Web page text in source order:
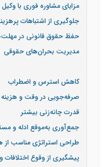
مزایای مشاوره فوری با
جلوگیری از اشتباهات
حفظ حقوق قانونی در
مدیریت بحران‌های حقوقی
کاهش استرس و اضطراب
صرفه‌جویی در وقت و هزینه
قدرت چانه‌زنی بیشتر
جمع‌آوری به‌موقع ادله و
طراحی استراتژی مناسب از
پیشگیری از وقوع اختلافات